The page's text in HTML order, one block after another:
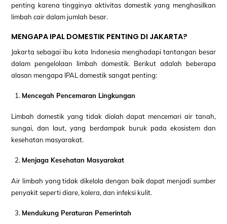
penting karena tingginya aktivitas domestik yang menghasilkan
limbah cair dalam jumlah besar.
MENGAPA IPAL DOMESTIK PENTING DI JAKARTA?
Jakarta sebagai ibu kota Indonesia menghadapi tantangan besar
dalam pengelolaan limbah domestik. Berikut adalah beberapa
alasan mengapa IPAL domestik sangat penting:
Mencegah Pencemaran Lingkungan
Limbah domestik yang tidak diolah dapat mencemari air tanah,
sungai, dan laut, yang berdampak buruk pada ekosistem dan
kesehatan masyarakat.
Menjaga Kesehatan Masyarakat
Air limbah yang tidak dikelola dengan baik dapat menjadi sumber
penyakit seperti diare, kolera, dan infeksi kulit.
Mendukung Peraturan Pemerintah